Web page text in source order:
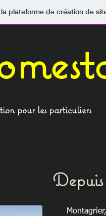
plateforme de création de
pour les particuliers